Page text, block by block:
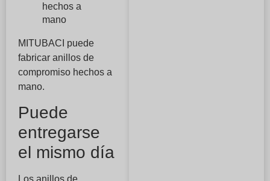
hechos a
mano
MITUBACI puede
fabricar anillos de
compromiso hechos a
mano.
Puede
entregarse
el mismo día